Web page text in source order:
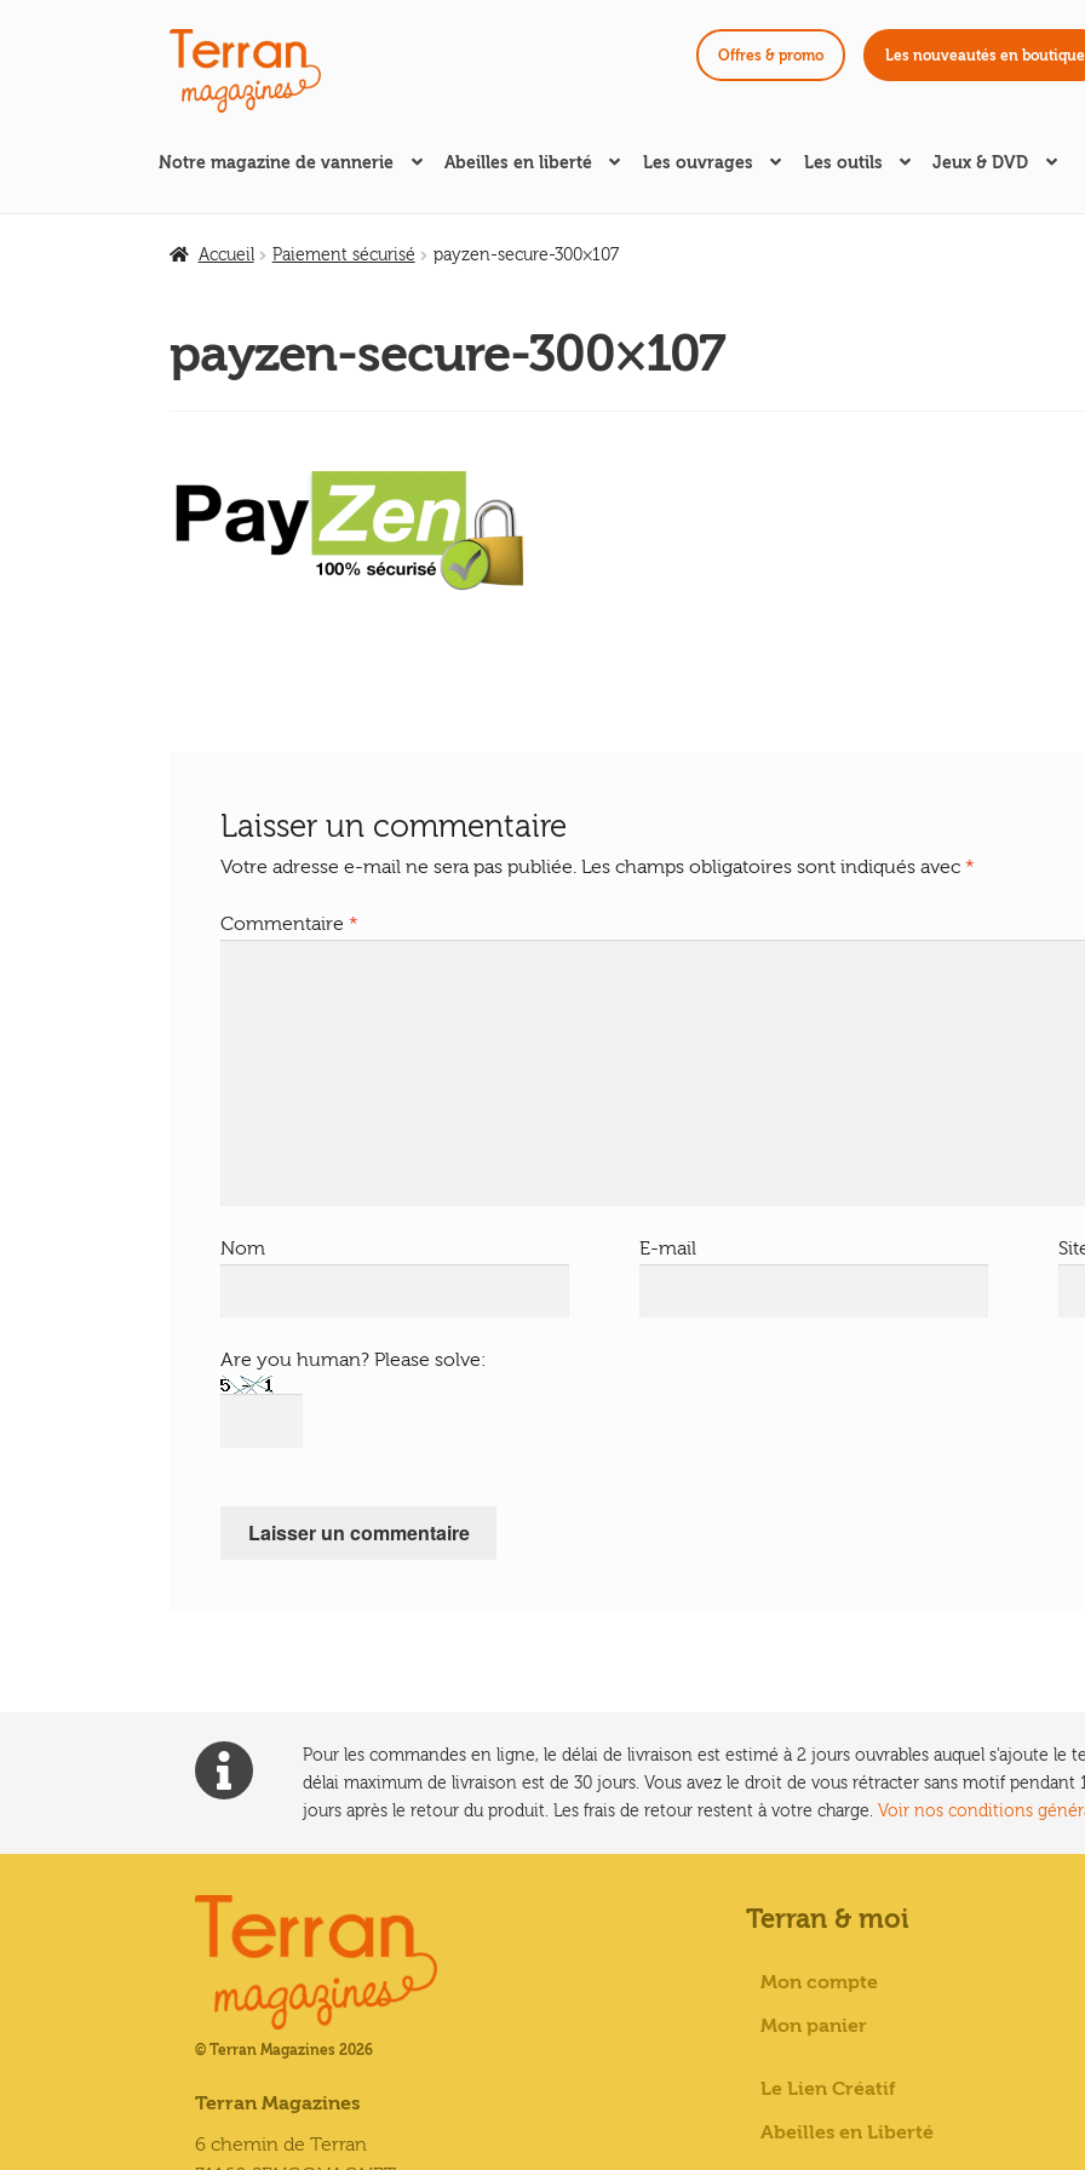
Aller
à
la
Aller
au
contenu
Offres & promo Les nouveautés en boutique
Notre magazine de vannerie Abeilles en liberté Les ouvrages Les outils Jeux & DVD
Accueil Paiement sécurisé payzen-secure-300×107
payzen-secure-300×107
Laisser un commentaire
Votre adresse e-mail ne sera pas publiée. Les champs obligatoires sont indiqués avec *
Commentaire *
Nom E-mail
Are you human? Please solve:
Pour les commandes en ligne, le délai de livraison est estimé à 2 jours ouvrables auquel s'ajoute le
délai maximum de livraison est de 30 jours. Vous avez le droit de vous rétracter sans motif pendant
jours après le retour du produit. Les frais de retour restent à votre charge. Voir nos conditions
© Terran Magazines 2026
Terran Magazines
6 chemin de Terran
Terran & moi
Mon compte
Mon panier
Le Lien Créatif
Abeilles en Liberté